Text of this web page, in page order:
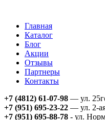
Главная
Каталог
Блог
Акции
Отзывы
Партнеры
Контакты
+7 (4812) 61-07-98 — ул.
+7 (951) 695-23-22 — ул. 2-
+7 (951) 695-88-78 - ул.